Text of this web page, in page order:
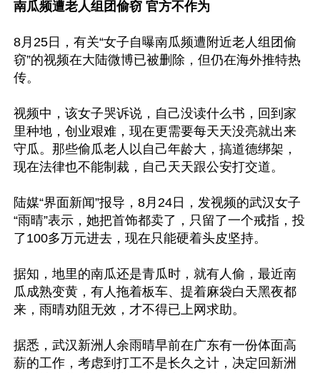
南瓜频遭老人组团偷窃 官方不作为
8月25日，有关“女子自曝南瓜频遭附近老人组团偷
窃”的视频在大陆微博已被删除，但仍在海外推特热
传。
视频中，该女子哭诉说，自己没读什么书，回到家
里种地，创业艰难，现在更需要每天天没亮就出来
守瓜。那些偷瓜老人以自己年龄大，搞道德绑架，
现在法律也不能制裁，自己天天跟公安打交道。
陆媒“界面新闻”报导，8月24日，发视频的武汉女子
“雨晴”表示，她把首饰都卖了，只留了一个戒指，投
了100多万元进去，现在只能硬着头皮坚持。
据知，地里的南瓜还是青瓜时，就有人偷，最近南
瓜成熟变黄，有人拖着板车、提着麻袋白天黑夜都
来，雨晴劝阻无效，才不得已上网求助。
据悉，武汉新洲人余雨晴早前在广东有一份体面高
薪的工作，考虑到打工不是长久之计，决定回新洲